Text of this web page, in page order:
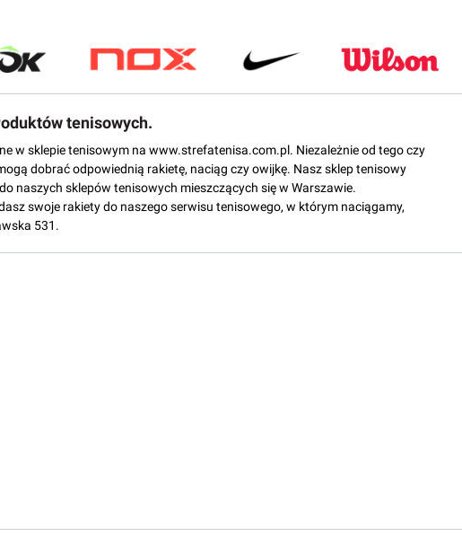
tenisowych.
w sklepie tenisowym na www.strefatenisa.com.pl. Niezależnie od tego czy
dobrać odpowiednią rakietę, naciąg czy owijkę. Nasz sklep tenisowy
naszych sklepów tenisowych mieszczących się w Warszawie.
swoje rakiety do naszego serwisu tenisowego, w którym naciągamy,
531.